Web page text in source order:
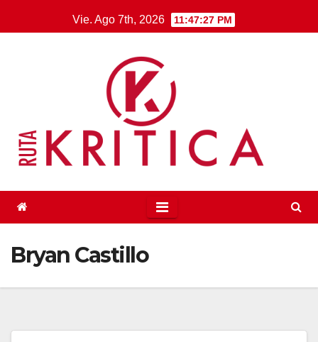
al
Vie. Ago 7th, 2026 11:47:27 PM
Bryan Castillo